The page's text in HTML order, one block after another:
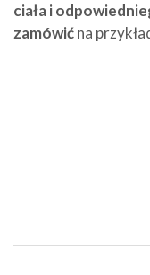
ciała i
zamówićna